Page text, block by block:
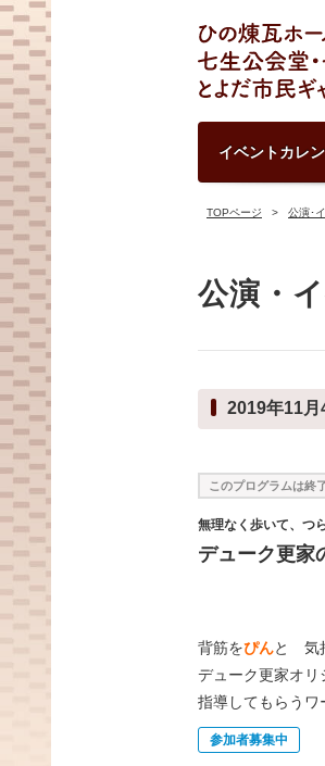
イベントカレ
TOPページ 公演･
公演・
2019年11月
このプログラムは終
無理なく歩いて、つ
デューク更家
背筋をぴんと 気
デューク更家オリ
指導してもらうワ
参加者募集中